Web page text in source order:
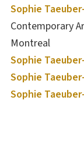
Sophie
Contemporary
Montreal
Sophie
Sophie
Sophie